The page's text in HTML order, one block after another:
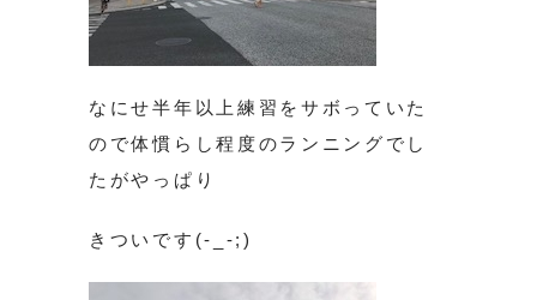
なにせ半年以上練習をサボっていた
ので体慣らし程度のランニングでし
たがやっぱり
きついです(-_-;)